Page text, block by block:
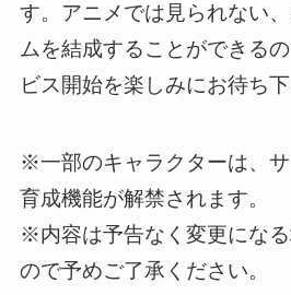
す。アニメでは見られない
ムを結成することができる
ビス開始を楽しみにお待ち下
※一部のキャラクターは、
育成機能が解禁されます。
※内容は予告なく変更にな
ので予めご了承ください。